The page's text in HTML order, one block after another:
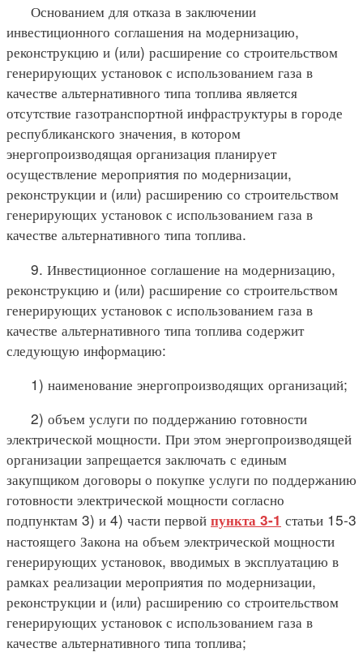
Основанием для отказа в заключении
инвестиционного соглашения на модернизацию,
реконструкцию и (или) расширение со строительством
генерирующих установок с использованием газа в
качестве альтернативного типа топлива является
отсутствие газотранспортной инфраструктуры в городе
республиканского значения, в котором
энергопроизводящая организация планирует
осуществление мероприятия по модернизации,
реконструкции и (или) расширению со строительством
генерирующих установок с использованием газа в
качестве альтернативного типа топлива.
9. Инвестиционное соглашение на модернизацию,
реконструкцию и (или) расширение со строительством
генерирующих установок с использованием газа в
качестве альтернативного типа топлива содержит
следующую информацию:
1) наименование энергопроизводящих организаций;
2) объем услуги по поддержанию готовности
электрической мощности. При этом энергопроизводящей
организации запрещается заключать с единым
закупщиком договоры о покупке услуги по поддержанию
готовности электрической мощности согласно
подпунктам 3) и 4) части первой пункта 3-1 статьи 15-3
настоящего Закона на объем электрической мощности
генерирующих установок, вводимых в эксплуатацию в
рамках реализации мероприятия по модернизации,
реконструкции и (или) расширению со строительством
генерирующих установок с использованием газа в
качестве альтернативного типа топлива;